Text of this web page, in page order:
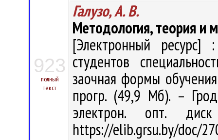
923
полный
текст
Галузо, А. В.
Методология, теория и
[Электронный ресурс]
студентов
заочная формы
прогр. (49,9 Мб). –
электрон. опт.
https://elib.grsu.by/doc/